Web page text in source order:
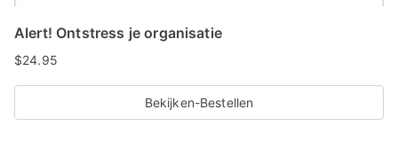
Alert! Ontstress je organisatie
$24.95
Bekijken-Bestellen